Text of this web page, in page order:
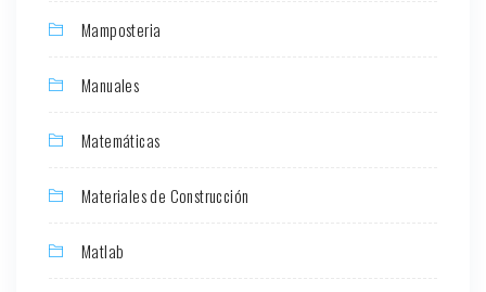
Mamposteria
Manuales
Matemáticas
Materiales de Construcción
Matlab